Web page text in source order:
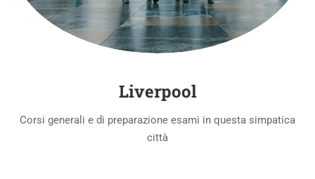
Liverpool
Corsi generali e di preparazione esami in questa simpatica
città